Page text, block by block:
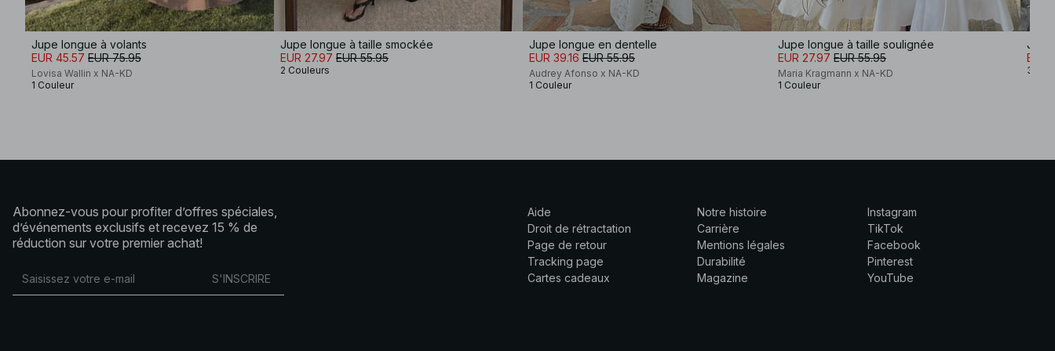
Jupe longue à volants
EUR 45.57 EUR 75.95
Lovisa Wallin x NA-KD
1 Couleur
Jupe longue à taille smockée
EUR 27.97 EUR 55.95
2 Couleurs
Jupe longue en dentelle
EUR 39.16 EUR 55.95
Audrey Afonso x NA-KD
1 Couleur
Jupe longue à taille soulignée
EUR 27.97 EUR 55.95
Maria Kragmann x NA-KD
1 Couleur
EUR
3
Abonnez-vous pour profiter d’offres spéciales,
d’événements exclusifs et recevez 15 % de
réduction sur votre premier achat!
S'INSCRIRE
Aide
Droit de rétractation
Page de retour
Tracking page
Cartes cadeaux
Notre histoire
Carrière
Mentions légales
Durabilité
Magazine
Instagram
TikTok
Facebook
Pinterest
YouTube